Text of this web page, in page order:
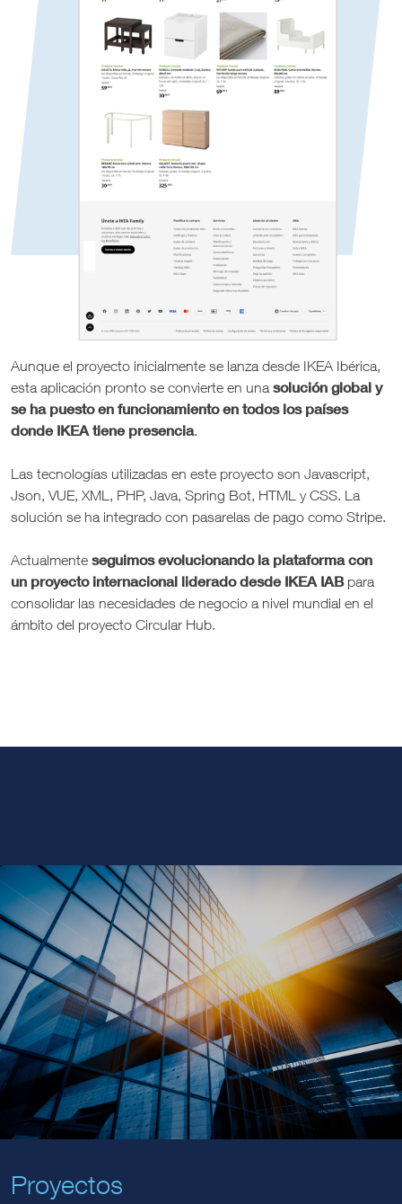
Aunque el proyecto inicialmente se lanza desde IKEA Ibérica,
esta aplicación pronto se convierte en una solución global y
se ha puesto en funcionamiento en todos los países
donde IKEA tiene presencia.
Las tecnologías utilizadas en este proyecto son Javascript,
Json, VUE, XML, PHP, Java, Spring Bot, HTML y CSS. La
solución se ha integrado con pasarelas de pago como Stripe.
Actualmente seguimos evolucionando la plataforma con
un proyecto internacional liderado desde IKEA IAB para
consolidar las necesidades de negocio a nivel mundial en el
ámbito del proyecto Circular Hub.
Proyectos